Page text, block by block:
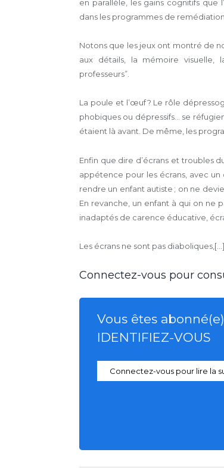
en parallèle, les gains cognitifs
dans les programmes de
Notons que les jeux ont montré de
aux détails, la mémoire visuelle,
professeurs”.
La poule et l’œuf ? Le rôle
phobiques ou dépressifs… se
étaient là avant. De même, les
Enfin que dire d’écrans et troubles
appétence pour les écrans, avec un
rendre un enfant autiste ; on ne
En revanche, un enfant à qui on ne
inadaptés de carence éducative,
Les écrans ne sont pas diaboliques,[...]
Connectez-vous pour
Vous êtes abonné(e)
IDENTIFIEZ-VOUS
Connectez-vous pour lire la